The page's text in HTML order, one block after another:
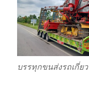
บรรทุกขนส่งรถเกี่ยว